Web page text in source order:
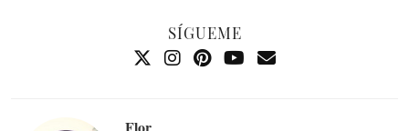
SÍGUEME
Flor